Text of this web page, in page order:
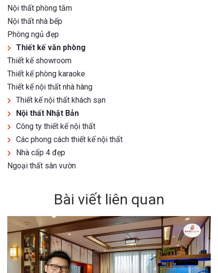
Nội thất phòng tắm
Nội thất nhà bếp
Phòng ngủ đẹp
Thiết kế văn phòng
Thiết kế showroom
Thiết kế phòng karaoke
Thiết kế nội thất nhà hàng
Thiết kế nội thất khách sạn
Nội thất Nhật Bản
Công ty thiết kế nội thất
Các phong cách thiết kế nội thất
Nhà cấp 4 đẹp
Ngoại thất sân vườn
Bài viết liên quan